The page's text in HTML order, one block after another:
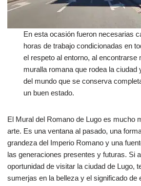
En esta ocasión fueron necesarias
horas de trabajo condicionadas en
el respeto al entorno, al encontrarse
muralla romana que rodea la ciudad
del mundo que se conserva
un buen estado.
El Mural del Romano de Lugo es mucho
arte. Es una ventana al pasado, una
grandeza del Imperio Romano y una
las generaciones presentes y futuras. Si
oportunidad de visitar la ciudad de Lugo,
sumerjas en la belleza y el significado de